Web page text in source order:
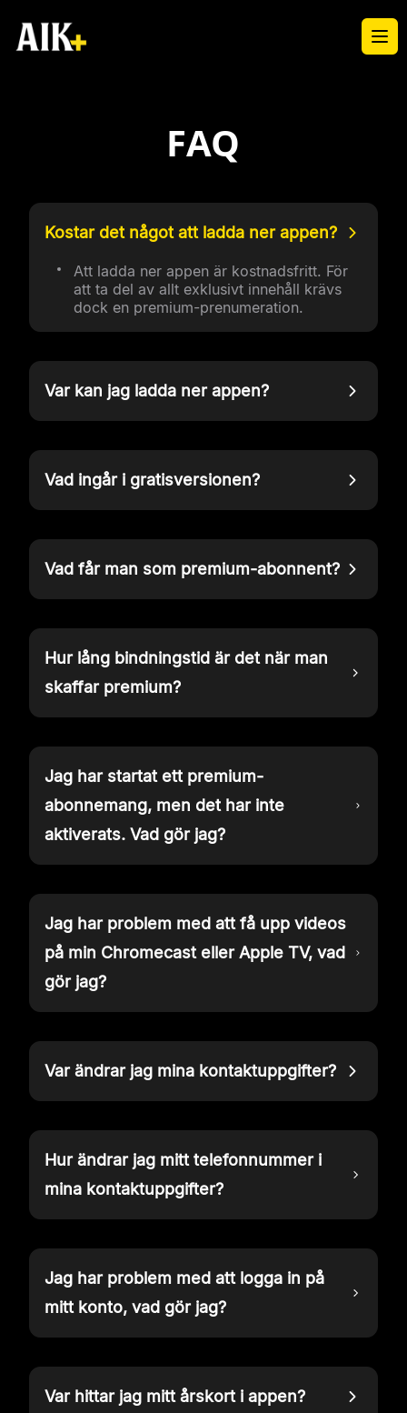
FAQ
Kostar det något att ladda ner appen?
Att ladda ner appen är kostnadsfritt. För
att ta del av allt exklusivt innehåll krävs
dock en premium-prenumeration.
Var kan jag ladda ner appen?
Vad ingår i gratisversionen?
Vad får man som premium-abonnent?
Hur lång bindningstid är det när man
skaffar premium?
Jag har startat ett premium-
abonnemang, men det har inte
aktiverats. Vad gör jag?
Jag har problem med att få upp videos
på min Chromecast eller Apple TV, vad
gör jag?
Var ändrar jag mina kontaktuppgifter?
Hur ändrar jag mitt telefonnummer i
mina kontaktuppgifter?
Jag har problem med att logga in på
mitt konto, vad gör jag?
Var hittar jag mitt årskort i appen?